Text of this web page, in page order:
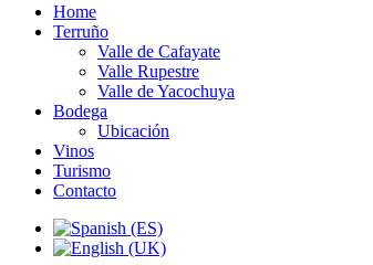
Home
Terruño
Valle de Cafayate
Valle Rupestre
Valle de Yacochuya
Bodega
Ubicación
Vinos
Turismo
Contacto